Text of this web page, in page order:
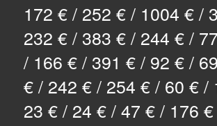
172 € / 252 € / 1004 € /
232 € / 383 € / 244 € /
/ 166 € / 391 € / 92 € /
€ / 242 € / 254 € / 60 € /
23 € / 24 € / 47 € / 176